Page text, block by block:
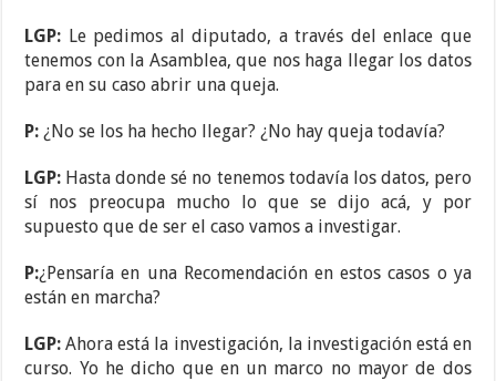
LGP: Le pedimos al diputado, a través del enlace que
tenemos con la Asamblea, que nos haga llegar los datos
para en su caso abrir una queja.
P: ¿No se los ha hecho llegar? ¿No hay queja todavía?
LGP: Hasta donde sé no tenemos todavía los datos, pero
sí nos preocupa mucho lo que se dijo acá, y por
supuesto que de ser el caso vamos a investigar.
P:¿Pensaría en una Recomendación en estos casos o ya
están en marcha?
LGP:Ahora está la investigación, la investigación está en
curso. Yo he dicho que en un marco no mayor de dos